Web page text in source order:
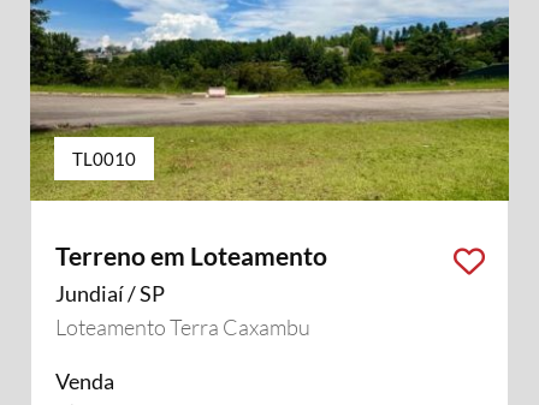
TL0010
Terreno em Loteamento
Jundiaí / SP
Loteamento Terra Caxambu
Venda